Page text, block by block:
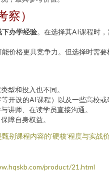
）
下办学经验。在选择其AI课程时
价格更具竞争力。但选择时需
型和投入也不同。
开设的AI课程）以及一些高校或
讲师、在读学员直接沟通。
障自身权益。
课程内容的‘硬核’程度与实
product/21.html